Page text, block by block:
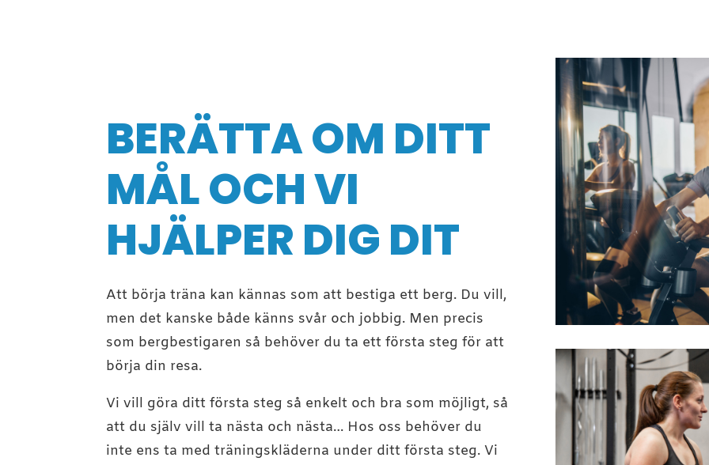
BERÄTTA OM DITT
MÅL OCH VI
HJÄLPER DIG DIT
Att börja träna kan kännas som att bestiga ett berg. Du vill,
men det kanske både känns svår och jobbig. Men precis
som bergbestigaren så behöver du ta ett första steg för att
börja din resa.
Vi vill göra ditt första steg så enkelt och bra som möjligt, så
att du själv vill ta nästa och nästa… Hos oss behöver du
inte ens ta med träningskläderna under ditt första steg. Vi